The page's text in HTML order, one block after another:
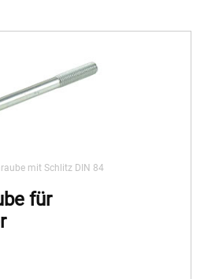
mit Schlitz DIN 84
für